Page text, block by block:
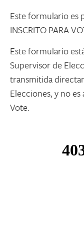
Este formulario es
INSCRITO PARA
Este formulario
Supervisor de
transmitida
Elecciones, y no es
Vote.